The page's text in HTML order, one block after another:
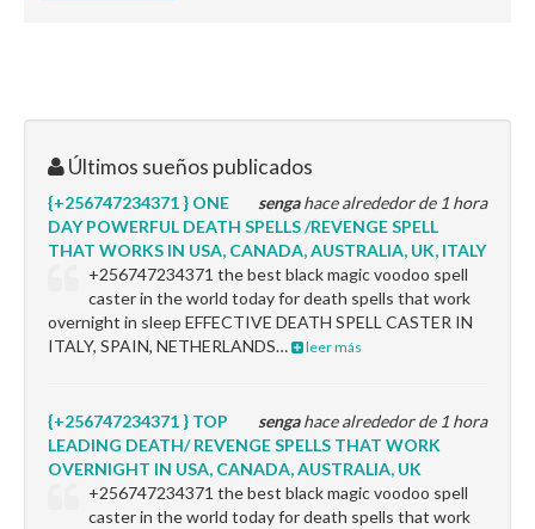
Últimos sueños publicados
sengahace alrededor de 1 hora
{+256747234371 } ONE
DAY POWERFUL DEATH SPELLS /REVENGE SPELL
THAT WORKS IN USA, CANADA, AUSTRALIA, UK, ITALY
+256747234371 the best black magic voodoo spell
caster in the world today for death spells that work
overnight in sleep EFFECTIVE DEATH SPELL CASTER IN
ITALY, SPAIN, NETHERLANDS…
leer más
sengahace alrededor de 1 hora
{+256747234371 } TOP
LEADING DEATH/ REVENGE SPELLS THAT WORK
OVERNIGHT IN USA, CANADA, AUSTRALIA, UK
+256747234371 the best black magic voodoo spell
caster in the world today for death spells that work